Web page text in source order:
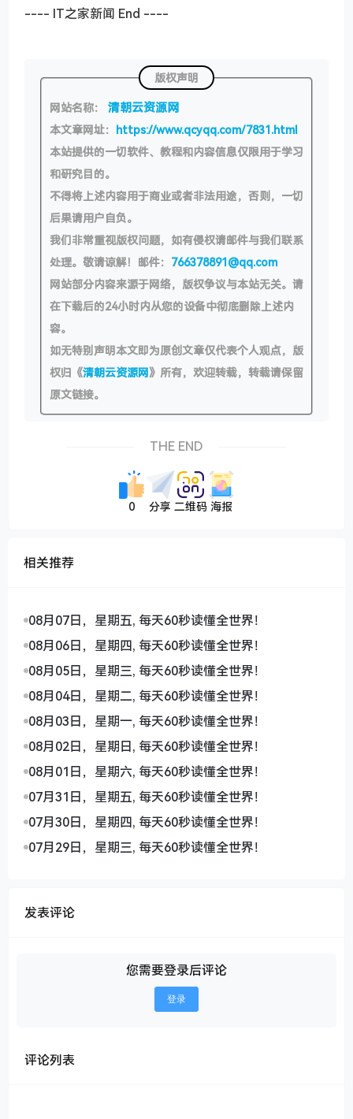
---- IT之家新闻 End ----
版权声明
网站名称： 清朝云资源网
本文章网址： https://www.qcyqq.com/7831.html
本站提供的一切软件、教程和内容信息仅限用于学习
和研究目的。
不得将上述内容用于商业或者非法用途，否则，一切
后果请用户自负。
我们非常重视版权问题，如有侵权请邮件与我们联系
处理。敬请谅解！邮件： 766378891@qq.com
网站部分内容来源于网络，版权争议与本站无关。请
在下载后的24小时内从您的设备中彻底删除上述内
容。
如无特别声明本文即为原创文章仅代表个人观点，版
权归《清朝云资源网》所有，欢迎转载，转载请保留
原文链接。
THE END
0 分享 二维码 海报
相关推荐
08月07日，星期五, 每天60秒读懂全世界！
08月06日，星期四, 每天60秒读懂全世界！
08月05日，星期三, 每天60秒读懂全世界！
08月04日，星期二, 每天60秒读懂全世界！
08月03日，星期一, 每天60秒读懂全世界！
08月02日，星期日, 每天60秒读懂全世界！
08月01日，星期六, 每天60秒读懂全世界！
07月31日，星期五, 每天60秒读懂全世界！
07月30日，星期四, 每天60秒读懂全世界！
07月29日，星期三, 每天60秒读懂全世界！
发表评论
您需要登录后评论
登录
评论列表